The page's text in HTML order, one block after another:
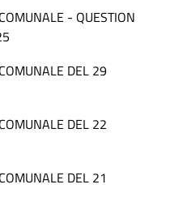
- QUESTION
DEL 29
DEL 22
DEL 21